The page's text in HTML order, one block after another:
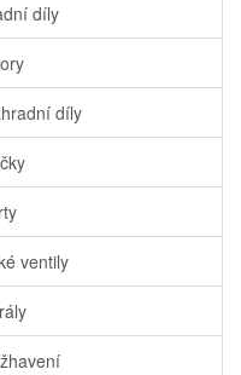
díly
díly
ventily